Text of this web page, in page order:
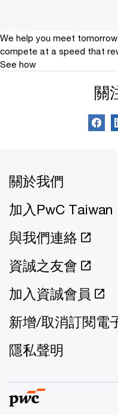
We help you meet
compete at a speed that
See how
關
關於我們
加入PwC Taiwan
與我們連絡
資誠之友會
加入資誠會員
新增/取消訂閱電
隱私聲明